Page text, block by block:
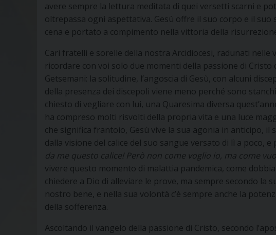
avere sempre la lettura meditata di quei versetti scarni e
oltrepassa ogni aspettativa. Gesù offre il suo corpo e il
cena e portato a compimento nella vittoria della
Cari fratelli e sorelle della nostra Arcidiocesi, radunati nelle
ricordare con voi solo due momenti della passione di
Getsemani: la solitudine, l’angoscia di Gesù, con alcuni
della presenza dei discepoli viene meno perché sono
chiesto di vegliare con lui, una Quaresima diversa
ha compreso molti risvolti della propria vita e una luce
che significa frantoio, Gesù vive la sua agonia in anticipo,
dalla visione del calice del suo sangue versato di lì a poco, e
da me questo calice! Però non come voglio io, ma come
vivere questo momento di malattia pandemica, come
chiedere a Dio di alleviare le prove, ma sempre secondo la
nostro bene, e nella sua volontà c’è sempre anche la
della sofferenza.
Ascoltando il vangelo della passione di Cristo, secondo